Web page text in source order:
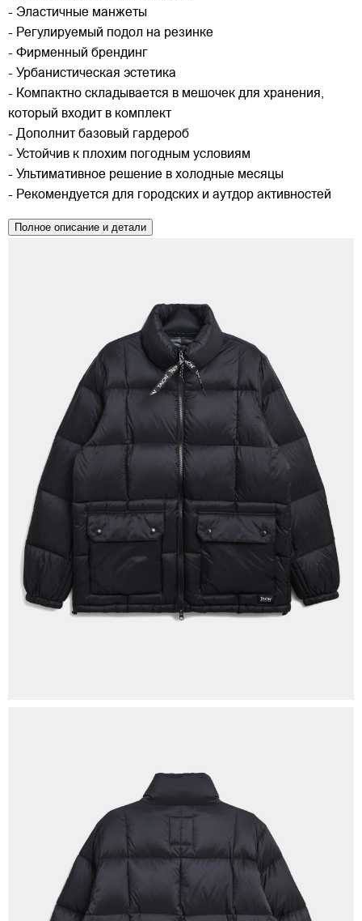
- Эластичные манжеты
- Регулируемый подол на резинке
- Фирменный брендинг
- Урбанистическая эстетика
- Компактно складывается в мешочек для хранения,
который входит в комплект
- Дополнит базовый гардероб
- Устойчив к плохим погодным условиям
- Ультимативное решение в холодные месяцы
- Рекомендуется для городских и аутдор активностей
Полное описание и детали